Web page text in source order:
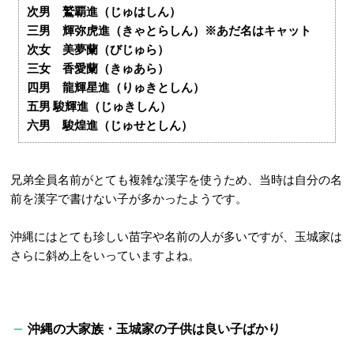
次男 鷲覇進（じゅはしん）
三男 輝弥虎進（きゃとらしん）※あだ名はキャット
次女 美夢蘭（びじゅら）
三女 香愛蘭（きゅあら）
四男 龍輝星進（りゅきとしん）
五男 駿輝進（じゅきしん）
六男 駿煌進（じゅせとしん）
兄弟全員名前がとても複雑な漢字を使うため、当時は自分の名
前を漢字で書けない子が多かったようです。
沖縄にはとても珍しい苗字や名前の人が多いですが、玉城家は
さらに斜め上をいっていますよね。
沖縄の大家族・玉城家の子供は良い子ばかり